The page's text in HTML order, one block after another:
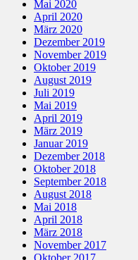
Mai 2020
April 2020
März 2020
Dezember 2019
November 2019
Oktober 2019
August 2019
Juli 2019
Mai 2019
April 2019
März 2019
Januar 2019
Dezember 2018
Oktober 2018
September 2018
August 2018
Mai 2018
April 2018
März 2018
November 2017
Oktober 2017